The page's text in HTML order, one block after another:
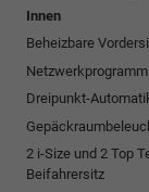
Innen
Beheizbare
Dreipunkt-
2 i-Size und 2 Top
Beifahrersitz